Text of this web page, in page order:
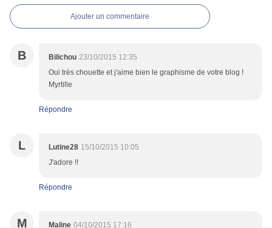
Ajouter un commentaire
B Bilichou 23/10/2015 12:35
Oui très chouette et j'aime bien le graphisme de votre blog !
Myrtille
Répondre
L Lutine28 15/10/2015 10:05
J'adore !!
Répondre
M Maline 04/10/2015 17:16